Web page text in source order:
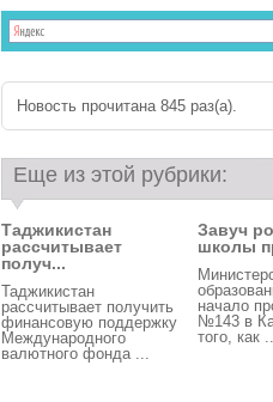
Новость прочитана 845 раз(a).
Еще из этой рубрики:
Таджикистан
рассчитывает
получ...
Таджикистан
рассчитывает получить
финансовую поддержку
Международного
валютного фонда ...
Завуч
школы
начало
№143 в
того, как